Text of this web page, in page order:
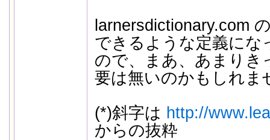
larnersdictionary.com
できるような定義にな
ので、まあ、あまりき
要は無いのかもしれま
(*)斜字は http://
からの抜粋